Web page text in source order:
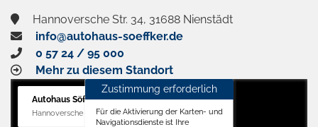
Hannoversche Str. 34, 31688 Nienstädt
info@autohaus-soeffker.de
0 57 24 / 95 000
Mehr zu diesem Standort
Autohaus Söffker GmbH
Hannoversche Str. 34, 31688 Nienstädt
Zustimmung erforderlich
Für die Aktivierung der Karten- und
Navigationsdienste ist Ihre